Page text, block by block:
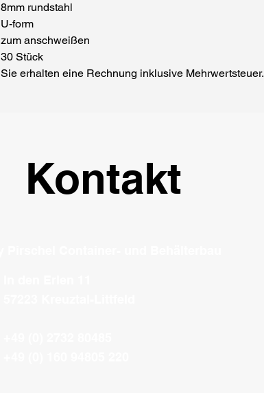
8mm rundstahl
U-form
zum anschweißen
30 Stück
Sie erhalten eine Rechnung inklusive Mehrwertsteuer.
Kontakt